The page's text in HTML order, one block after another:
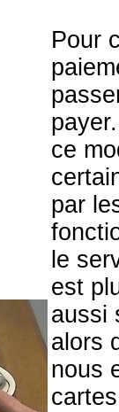
Pour
ce
par
le
est
aussi
alors
nous